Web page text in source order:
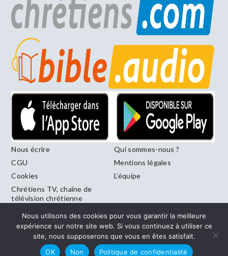
Nous écrire
Qui sommes-nous ?
CGU
Mentions légales
Cookies
L’équipe
Chrétiens TV, chaîne de
télévision chrétienne
le canal 246 de la Freebox
Nous utilisons des cookies pour vous garantir la meilleure
expérience sur notre site web. Si vous continuez à utiliser ce
site, nous supposerons que vous en êtes satisfait.
OK
Non Politique de confidentialité